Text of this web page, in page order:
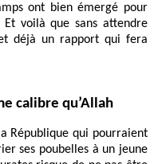
ont bien émergé pour
voilà que sans attendre
déjà un rapport qui fera
calibre qu’Allah
République qui pourraient
ses poubelles à un jeune